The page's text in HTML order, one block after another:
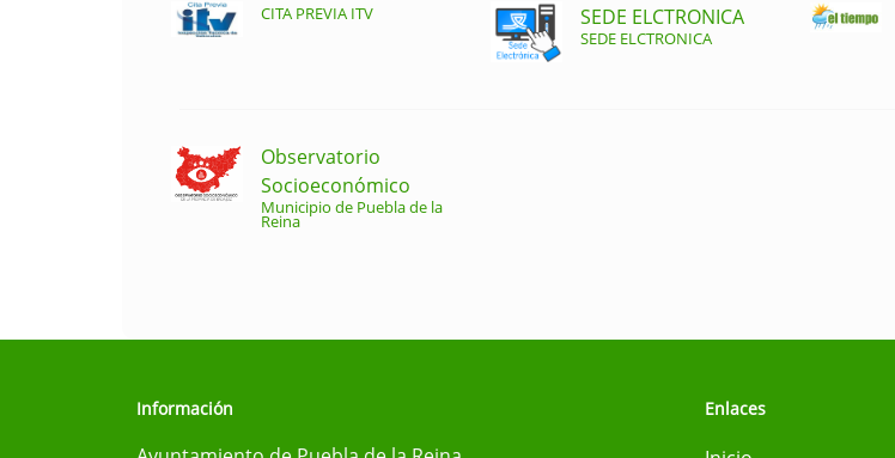
CITA PREVIA ITV SEDE ELCTRONICA
SEDE ELCTRONICA
Observatorio
Socioeconómico
Municipio de Puebla de la
Reina
Información Enlaces